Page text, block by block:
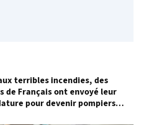
terribles incendies, des
de Français ont envoyé leur
pour devenir pompiers